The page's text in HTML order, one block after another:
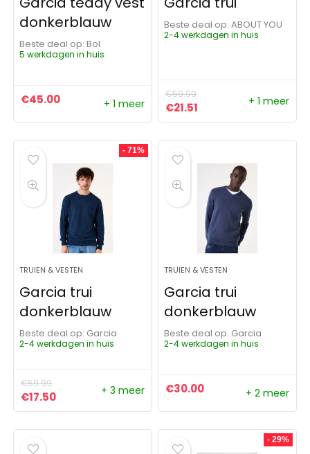
donkerblauw
Beste deal op:
Bol
5 werkdagen in huis
€45.00 + 1 meer
Beste deal op:
ABOUT YOU
2-4 werkdagen in huis
€59.90
Oorspronkelijke prijs
€21.51 Huidige prijs is:
+ 1 meer
- 71%
TRUIEN & VESTEN
Garcia trui
donkerblauw
Beste deal op:
Garcia
2-4 werkdagen in huis
€59.99
Oorspronkelijke prijs was: €59.99.
€17.50Huidige prijs is: €17.50.
+ 3 meer
TRUIEN & VESTEN
Garcia trui
donkerblauw
Beste deal op:
Garcia
2-4 werkdagen in huis
€30.00 + 2 meer
- 29%